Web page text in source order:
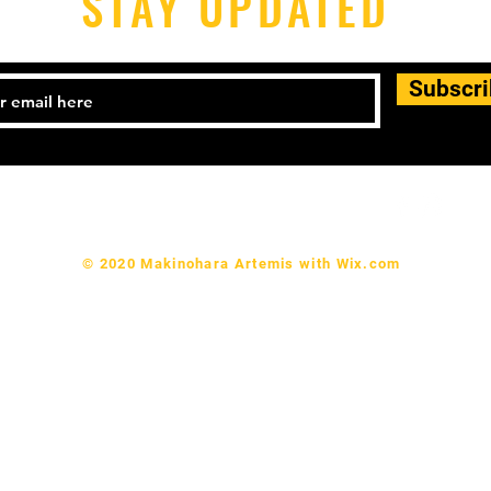
© 2020 Makinohara Artemis with Wix.com